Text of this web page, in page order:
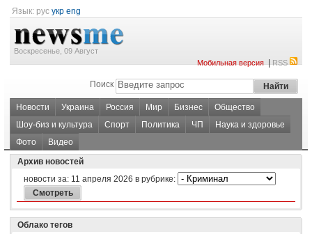
Язык: рус укр eng
Воскресенье, 09 Август
Мобильная версия|RSS
Поиск
Новости Украина Россия Мир Бизнес
Общество
Шоу-биз и культура
Спорт Политика ЧП
Наука и здоровье
Фото
Видео
Архив новостей
новости за: 11 апреля 2026 в рубрике:
Облако тегов